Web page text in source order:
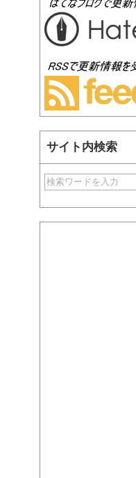
サイト内検索